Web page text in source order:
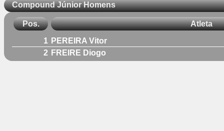
Compound Júnior Homens
Pos. Atleta
1 PEREIRA Vitor
2 FREIRE Diogo